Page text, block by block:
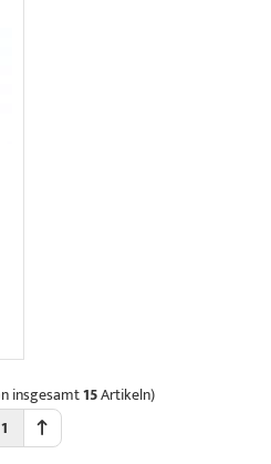
insgesamt15Artikeln)
1